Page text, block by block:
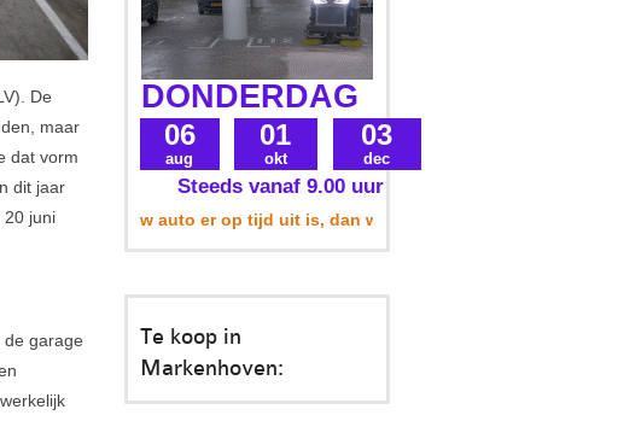
De
maar
dat vorm
dit jaar
20 juni
de garage
DONDERDAG
06
aug
01
okt
03
dec
Steeds vanaf 9.00 uur
Zorg dat uw auto er op tijd uit is, dan wordt uw parkeerplek ook
Te koop in
Markenhoven: